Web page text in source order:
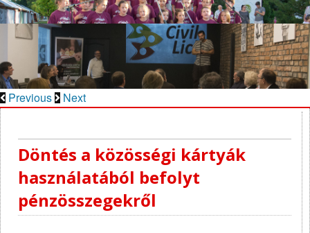
Previous Next
Döntés a közösségi kártyák
használatából befolyt
pénzösszegekről